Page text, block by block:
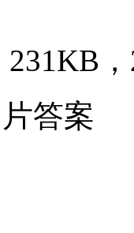
231KB
答案